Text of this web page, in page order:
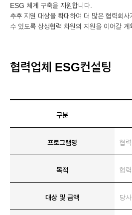
ESG 체계 구축을 지원합니다.
추후 지원 대상을 확대하여 더 많은 협력회
수 있도록 상생협력 차원의 지원을 이어갈 계
협력업체 ESG컨설팅
구분
프로그램명 협
목적 협
대상 및 금액 당